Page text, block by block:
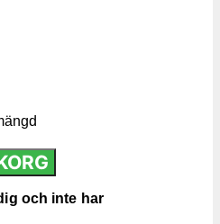
och inte har